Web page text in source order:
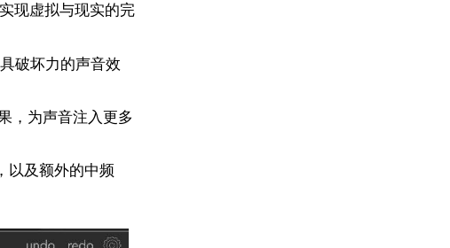
现虚拟与现实的完
破坏力的声音效
，为声音注入更多
以及额外的中频